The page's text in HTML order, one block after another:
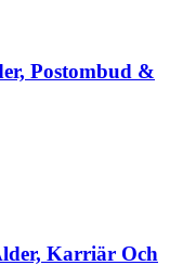
Postombud &
Karriär Och